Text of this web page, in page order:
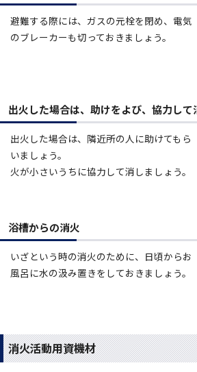
避難する際には、ガスの元栓を閉め、電気
のブレーカーも切っておきましょう。
出火した場合は、助けをよび、協力して
出火した場合は、隣近所の人に助けてもら
いましょう。
火が小さいうちに協力して消しましょう。
浴槽からの消火
いざという時の消火のために、日頃からお
風呂に水の汲み置きをしておきましょう。
消火活動用資機材